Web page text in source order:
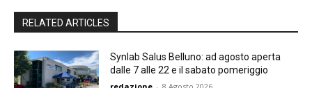
RELATED ARTICLES
Synlab Salus Belluno: ad agosto aperta
dalle 7 alle 22 e il sabato pomeriggio